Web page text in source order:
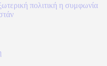
πολιτική η συμφωνία